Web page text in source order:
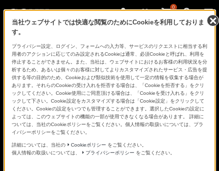
0
あ、
見
た
こ
と
の
な
い
世
界
へ。
α
Universe
当社ウェブサイトでは快適な閲覧のためにCookieを利用しておりま
す。
プライバシー設定、ログイン、フォームへの入力等、サービスのリクエストに相当する利
用者のアクションに応じてのみ設定されるCookieは通常、必須Cookieと呼ばれ、利用を
停止することができません。また、当社は、ウェブサイトにおけるお客様の利用状況を分
析するため、あるいは個々のお客様に対してよりカスタマイズされたサービス・広告を提
供する等の目的のため、Cookieおよび類似技術を使用して一定の情報を収集する場合が
あります。それらのCookieの受け入れを拒否する場合は、「Cookieを拒否する」をクリ
ックしてください。Cookie使用にご同意頂ける場合は、「Cookieを受け入れる」をクリ
ックして下さい。Cookie設定をカスタマイズする場合は「Cookie設定」をクリックして
ください。Cookieの設定をいつでも管理することができます。選択したCookieの設定に
よっては、このウェブサイトの機能の一部が使用できなくなる場合があります。 詳細に
ついては、当社のCookieポリシーをご覧ください。個人情報の取扱いについては、プラ
イバシーポリシーをご覧ください。
詳細については、当社の Cookieポリシー をご覧ください。
個人情報の取扱いについては、
プライバシーポリシー をご覧ください。